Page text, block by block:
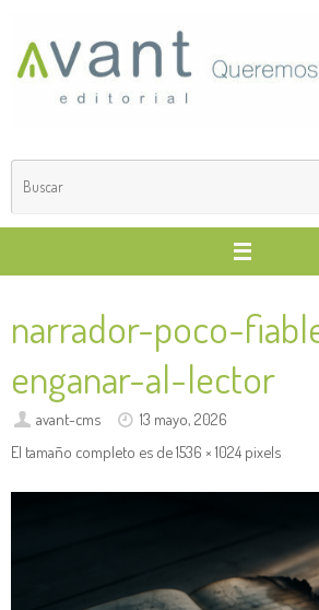
contenido
narrador-poco-
enganar-al-lector
avant-cms
13 mayo, 2026
El tamaño completo es de1536 × 1024 pixels